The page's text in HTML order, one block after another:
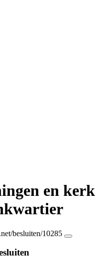
en kerk
besluiten/10285